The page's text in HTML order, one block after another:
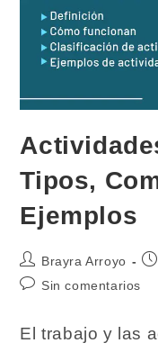
Tipos,
Ejemplos
Autor
de
Brayra Arroyo
Comentarios
entrada:
Sin comentarios
El trabajo y las